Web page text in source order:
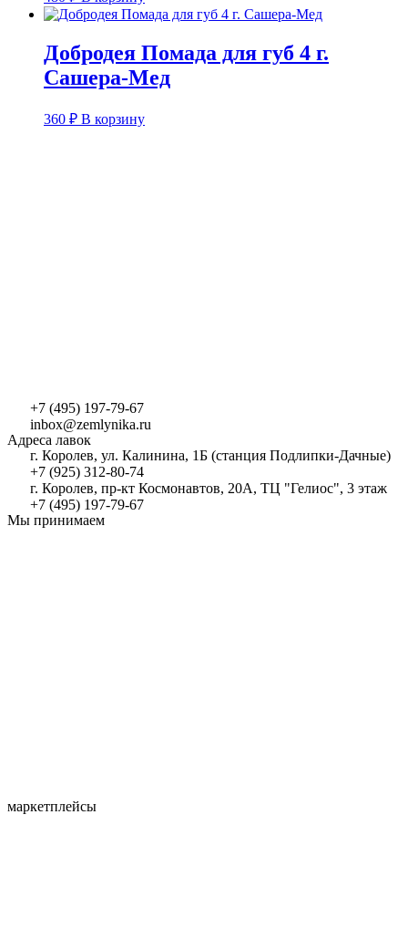
Добродея Помада для губ 4 г.
Сашера-Мед
360 ₽ В корзину
+7 (495) 197-79-67
inbox@zemlynika.ru
Адреса лавок
г. Королев, ул. Калинина, 1Б (станция Подлипки-Дачные)
+7 (925) 312-80-74
г. Королев, пр-кт Космонавтов, 20А, ТЦ "Гелиос", 3 этаж
+7 (495) 197-79-67
Мы принимаем
маркетплейсы